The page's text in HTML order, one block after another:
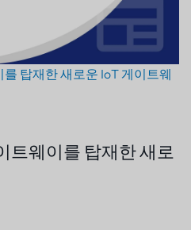
탑재한 새로운 IoT 게이트웨
트웨이를 탑재한 새로